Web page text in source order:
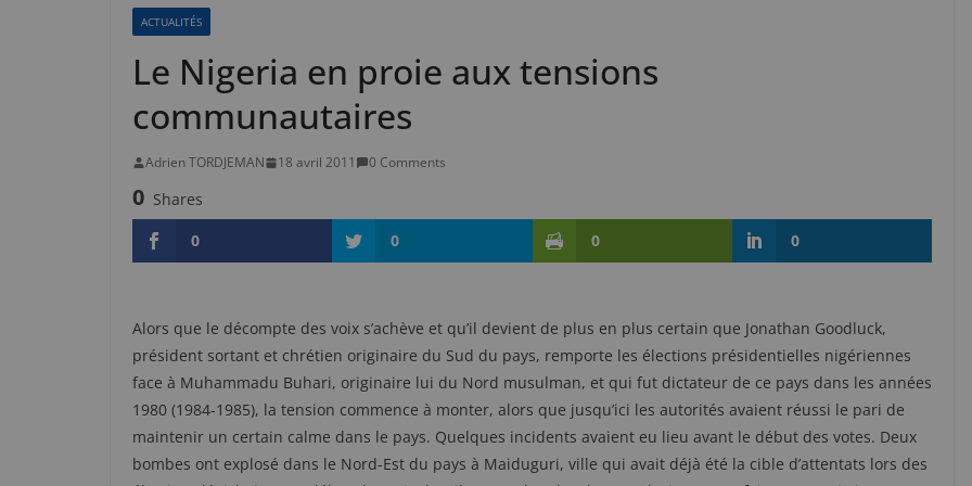
ACTUALITÉS
Le Nigeria en proie aux tensions
communautaires
Adrien TORDJEMAN 18 avril 2011 0 Comments
0 Shares
0
0 0 0
Alors que le décompte des voix s’achève et qu’il devient de plus en plus certain que Jonathan Goodluck,
président sortant et chrétien originaire du Sud du pays, remporte les élections présidentielles nigériennes
face à Muhammadu Buhari, originaire lui du Nord musulman, et qui fut dictateur de ce pays dans les années
1980 (1984-1985), la tension commence à monter, alors que jusqu’ici les autorités avaient réussi le pari de
maintenir un certain calme dans le pays. Quelques incidents avaient eu lieu avant le début des votes. Deux
bombes ont explosé dans le Nord-Est du pays à Maiduguri, ville qui avait déjà été la cible d’attentats lors des